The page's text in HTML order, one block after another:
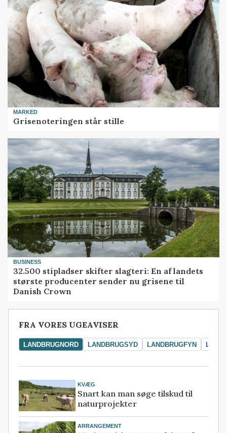
MARKED
Grisenoteringen står stille
BUSINESS
32.500 stipladser skifter slagteri: En af landets
største producenter sender nu grisene til
Danish Crown
FRA VORES UGEAVISER
LANDBRUGNORD LANDBRUGSYD LANDBRUGFYN
KVÆG
Snart kan man søge tilskud til
naturprojekter
ARRANGEMENT